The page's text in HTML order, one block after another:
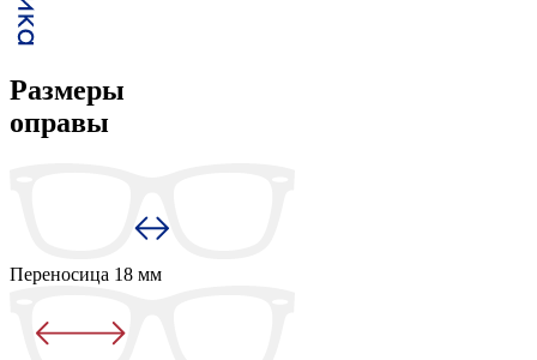
Размеры
оправы
Переносица 18 мм